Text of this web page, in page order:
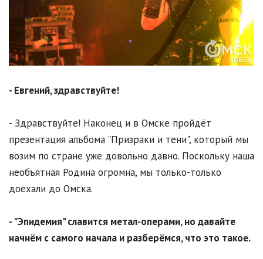
- Евгений, здравствуйте!
- Здравствуйте! Наконец и в Омске пройдёт
презентация альбома "Призраки и тени", который мы
возим по стране уже довольно давно. Поскольку наша
необъятная Родина огромна, мы только-только
доехали до Омска.
- "Эпидемия" славится метал-операми, но давайте
начнём с самого начала и разберёмся, что это такое.